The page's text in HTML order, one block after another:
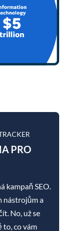
PRO
kampaň SEO.
nástrojům a
No, už se
to, co vám